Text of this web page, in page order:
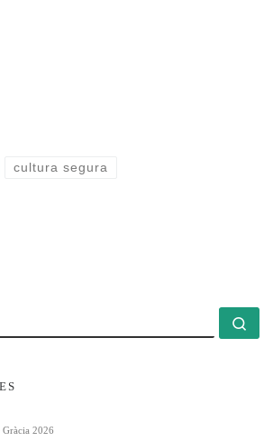
cultura segura
2026